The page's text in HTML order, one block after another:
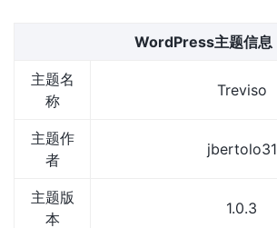
WordPress主题信息
主题名
称
Treviso
主题作
者
jbertolo31
主题版
本
1.0.3